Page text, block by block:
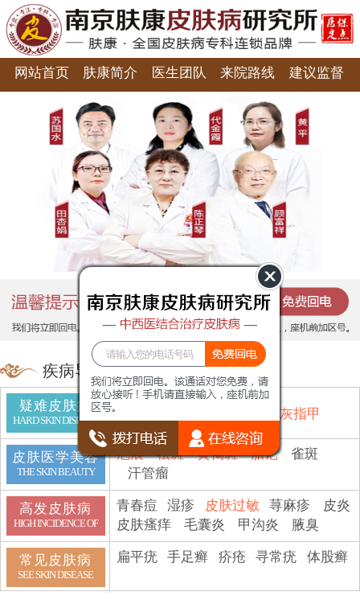
网站首页 肤康简介 医生团队 来院路线 建议监督
疾病导航
疑难皮肤病
HARD SKIN DISEASE 灰指甲
皮肤医学美容
THE SKIN BEAUTY
疤痕 祛斑 黄褐斑 胎记
雀斑
汗管瘤
高发皮肤病
HIGH INCIDENCE OF
青春痘 湿疹 皮肤过敏 荨麻疹
皮炎
皮肤瘙痒
毛囊炎 甲沟炎 腋臭
常见皮肤病
SEE SKIN DISEASE
扁平疣 手足癣 疥疮 寻常疣 体股癣